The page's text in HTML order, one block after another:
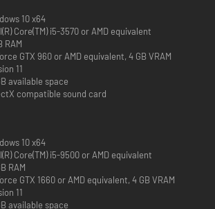
e combatti usando attacchi e combo di
elementali sul campo di battaglia: elettrizza
al terreno infiammabile e sfrutta ogni altra
dell'armatura del nemico, attacca con l'arma
un vantaggio. Crea sinergie di abilità
delle battaglie, o crollerai sotto gli attacchi
10 x64
Core(TM) i5-3570 or AMD equivalent
RAM
GTX 960 or AMD equivalent, 4 GB VRAM
11
available space
compatible sound card
10 x64
Core(TM) i5-9500 or AMD equivalent
RAM
GTX 1660 or AMD equivalent, 4 GB VRAM
11
available space